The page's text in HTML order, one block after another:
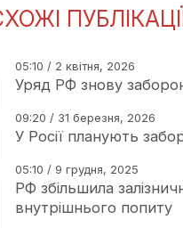
05:10 / 2 квітня, 2026
Уряд РФ знову
09:20 / 31 березня, 2026
У Росії планують
05:10 / 9 грудня, 2025
РФ збільшила
внутрішнього попиту